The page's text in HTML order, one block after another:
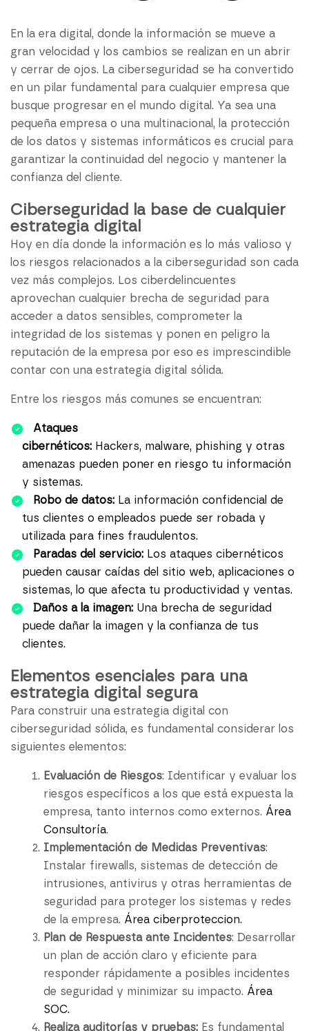
En la era digital, donde la información se mueve a
gran velocidad y los cambios se realizan en un abrir
y cerrar de ojos. La ciberseguridad se ha convertido
en un pilar fundamental para cualquier empresa que
busque progresar en el mundo digital. Ya sea una
pequeña empresa o una multinacional, la protección
de los datos y sistemas informáticos es crucial para
garantizar la continuidad del negocio y mantener la
confianza del cliente.
Ciberseguridad la base de cualquier
estrategia digital
Hoy en día donde la información es lo más valioso y
los riesgos relacionados a la ciberseguridad son cada
vez más complejos. Los ciberdelincuentes
aprovechan cualquier brecha de seguridad para
acceder a datos sensibles, comprometer la
integridad de los sistemas y ponen en peligro la
reputación de la empresa por eso es imprescindible
contar con una estrategia digital sólida.
Entre los riesgos más comunes se encuentran:
Ataques
cibernéticos: Hackers, malware, phishing y otras
amenazas pueden poner en riesgo tu información
y sistemas.
Robo de datos: La información confidencial de
tus clientes o empleados puede ser robada y
utilizada para fines fraudulentos.
Paradas del servicio: Los ataques cibernéticos
pueden causar caídas del sitio web, aplicaciones o
sistemas, lo que afecta tu productividad y ventas.
Daños a la imagen: Una brecha de seguridad
puede dañar la imagen y la confianza de tus
clientes.
Elementos esenciales para una
estrategia digital segura
Para construir una estrategia digital con
ciberseguridad sólida, es fundamental considerar los
siguientes elementos:
Evaluación de Riesgos: Identificar y evaluar los
riesgos específicos a los que está expuesta la
empresa, tanto internos como externos. Área
Consultoría.
Implementación de Medidas Preventivas:
Instalar firewalls, sistemas de detección de
intrusiones, antivirus y otras herramientas de
seguridad para proteger los sistemas y redes
de la empresa. Área ciberproteccion.
Plan de Respuesta ante Incidentes: Desarrollar
un plan de acción claro y eficiente para
responder rápidamente a posibles incidentes
de seguridad y minimizar su impacto. Área
SOC.
Realiza auditorías y pruebas: Es fundamental